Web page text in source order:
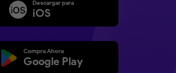
y prueba UPDF. ¡No te decepcionará!
S. en Capterra
Descargar para
iOS
Compra Ahora
Google Play